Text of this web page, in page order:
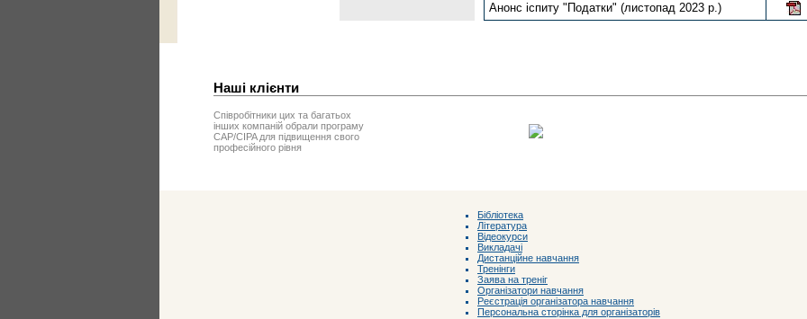
Анонс іспиту "Податки" (листопад 2023 р.)
Наші клієнти
Співробітники цих та багатьох
інших компаній обрали програму
CAP/CIPA для підвищення свого
професійного рівня
Бібліотека
Література
Відеокурси
Викладачі
Дистанційне навчання
Тренінги
Заява на треніг
Організатори навчання
Реєстрація організатора навчання
Персональна сторінка для організаторів